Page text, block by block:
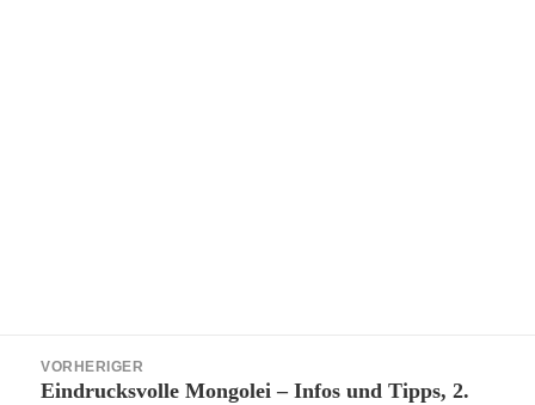
VORHERIGER
Vorheriger
Eindrucksvolle Mongolei – Infos und Tipps, 2.